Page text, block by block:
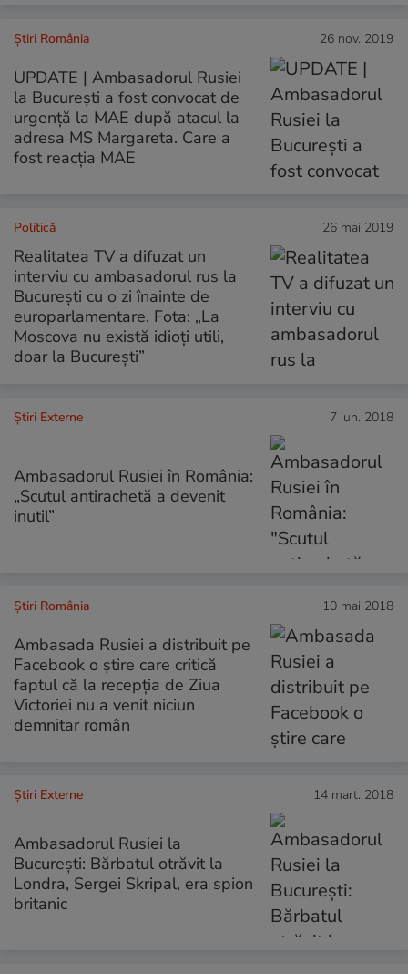
Știri România 26 nov. 2019
UPDATE | Ambasadorul Rusiei
la București a fost convocat de
urgență la MAE după atacul la
adresa MS Margareta. Care a
fost reacția MAE
Politică 26 mai 2019
Realitatea TV a difuzat un
interviu cu ambasadorul rus la
București cu o zi înainte de
europarlamentare. Fota: „La
Moscova nu există idioți utili,
doar la București”
Știri Externe 7 iun. 2018
Ambasadorul Rusiei în România:
„Scutul antirachetă a devenit
inutil”
Știri România 10 mai 2018
Ambasada Rusiei a distribuit pe
Facebook o știre care critică
faptul că la recepția de Ziua
Victoriei nu a venit niciun
demnitar român
Știri Externe 14 mart. 2018
Ambasadorul Rusiei la
București: Bărbatul otrăvit la
Londra, Sergei Skripal, era spion
britanic